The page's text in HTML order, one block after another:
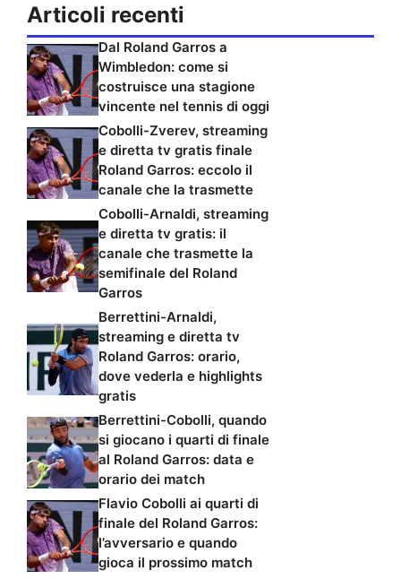
Articoli recenti
Dal Roland Garros a
Wimbledon: come si
costruisce una stagione
vincente nel tennis di oggi
Cobolli-Zverev, streaming
e diretta tv gratis finale
Roland Garros: eccolo il
canale che la trasmette
Cobolli-Arnaldi, streaming
e diretta tv gratis: il
canale che trasmette la
semifinale del Roland
Garros
Berrettini-Arnaldi,
streaming e diretta tv
Roland Garros: orario,
dove vederla e highlights
gratis
Berrettini-Cobolli, quando
si giocano i quarti di finale
al Roland Garros: data e
orario dei match
Flavio Cobolli ai quarti di
finale del Roland Garros:
l’avversario e quando
gioca il prossimo match